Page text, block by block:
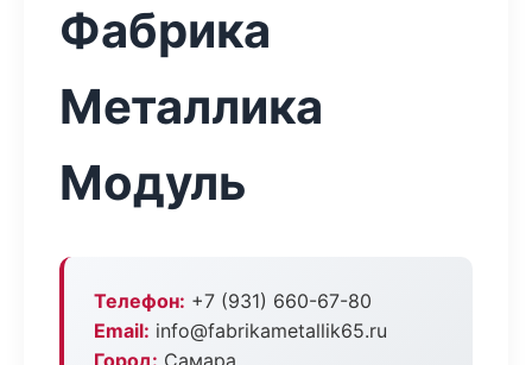
Фабрика
Металлика
Модуль
Телефон: +7 (931) 660-67-80
Email: info@fabrikametallik65.ru
Город: Самара